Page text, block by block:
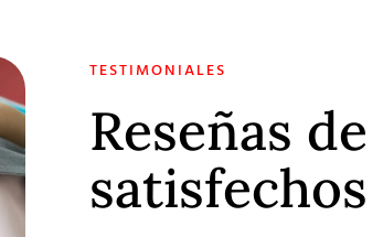
TESTIMONIALES
Reseñas
satisfechos